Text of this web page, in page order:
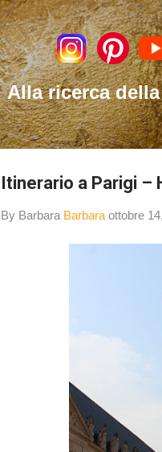
Alla ricerca
Itinerario a Parigi –
By Barbara Barbara ottobre